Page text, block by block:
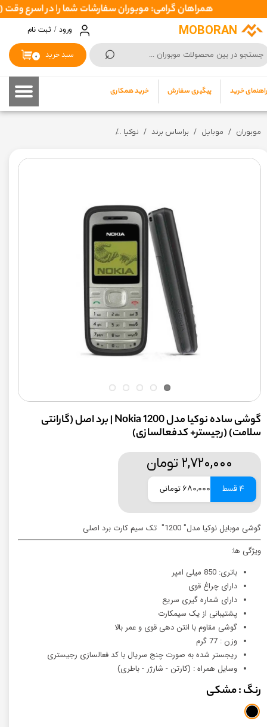
MOBORAN
⌕ ۰ سبد خرید
راهنمای خرید پیگیری سفارش خرید همکاری
ورود / ثبت نام
حساب کاربری من
تغییر گذر واژه
خروج از حساب کاربری
همراهان گرامی: موبوران سفارشات شما را در اسرع وقت ( 1 تا 2 روز کاری ) ارسال میکند تا نهایتا بین 3 تا 7 روزکاری بدستتان برسد
موبوران موبایل براساس برند نوکیا
گوشی ساده نوکیا مدل Nokia 1200 | برد اصل (گارانتی
سلامت) (رجیستر+ کدفعالسازی)
۲,۷۲۰,۰۰۰ تومان
4 قسط 680,000 تومانی
گوشی موبایل نوکیا مدل" 1200" تک سیم کارت برد اصلی
ویژگی ها:
باتری: 850 میلی امپر
دارای چراغ قوی
دارای شماره گیری سریع
پشتیبانی از یک سیمکارت
گوشی مقاوم با انتن دهی قوی و عمر بالا
وزن : 77 گرم
ریجستر شده به صورت چنج سریال با کد فعالسازی رجیستری
وسایل همراه : (کارتن - شارژر - باطری)
رنگ: مشکی